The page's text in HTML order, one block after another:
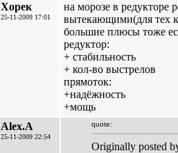
Хорек
25-11-2009 17:01
на морозе в редукторе
вытекающими(для тех
большие плюсы тоже
редуктор:
+ стабильность
+ кол-во выстрелов
прямоток:
+надёжность
+мощь
Alex.A
25-11-2009 22:54
quote:
Originally posted